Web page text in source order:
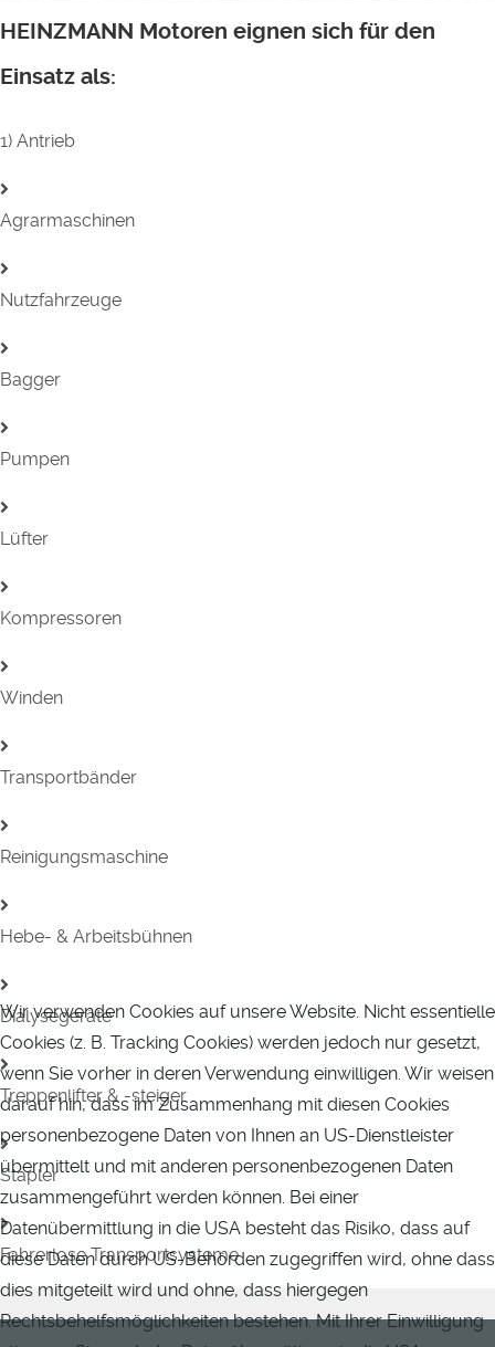
HEINZMANN Motoren eignen sich für den
Einsatz als:
1) Antrieb
Agrarmaschinen
Nutzfahrzeuge
Bagger
Pumpen
Lüfter
Kompressoren
Winden
Transportbänder
Reinigungsmaschine
Hebe- & Arbeitsbühnen
Dialysegeräte
Treppenlifter & -steiger
Stapler
Fahrerlose Transportsysteme
Wir verwenden Cookies auf unsere Website. Nicht essentielle
Cookies (z. B. Tracking Cookies) werden jedoch nur gesetzt,
wenn Sie vorher in deren Verwendung einwilligen. Wir weisen
darauf hin, dass im Zusammenhang mit diesen Cookies
personenbezogene Daten von Ihnen an US-Dienstleister
übermittelt und mit anderen personenbezogenen Daten
zusammengeführt werden können. Bei einer
Datenübermittlung in die USA besteht das Risiko, dass auf
diese Daten durch US-Behörden zugegriffen wird, ohne dass
dies mitgeteilt wird und ohne, dass hiergegen
Rechtsbehelfsmöglichkeiten bestehen. Mit Ihrer Einwilligung